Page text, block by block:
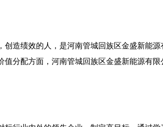
造绩效的人，是河南管城回族区金盛新能
分配方面，河南管城回族区金盛新能源有